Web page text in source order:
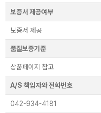
보증서 제공여부
보증서 제공
품질보증기준
상품페이지 참고
A/S 책임자와 전화번호
042-934-4181